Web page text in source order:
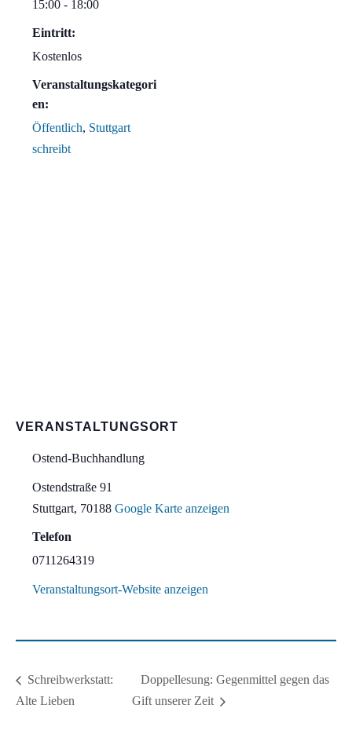
15:00 - 18:00
Eintritt:
Kostenlos
Veranstaltungskategori
en:
Öffentlich, Stuttgart
schreibt
VERANSTALTUNGSORT
Ostend-Buchhandlung
Ostendstraße 91
Stuttgart, 70188 Google Karte anzeigen
Telefon
0711264319
Veranstaltungsort-Website anzeigen
Schreibwerkstatt:
Alte Lieben
Doppellesung: Gegenmittel gegen das
Gift unserer Zeit